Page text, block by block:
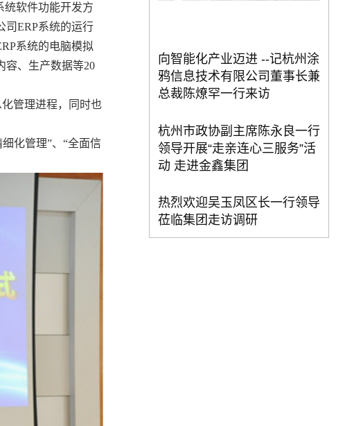
统软件功能开发方
司ERP系统的运行
系统的电脑模拟
容、生产数据等20
管理进程，同时也
化管理”、“全面信
向智能化产业迈进 --记杭州涂
鸦信息技术有限公司董事长兼
总裁陈燎罕一行来访
杭州市政协副主席陈永良一行
领导开展“走亲连心三服务”活
动 走进金鑫集团
热烈欢迎吴玉凤区长一行领导
莅临集团走访调研